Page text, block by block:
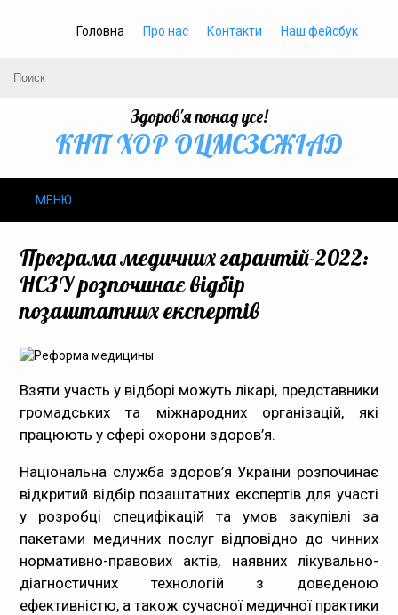
Головна Про нас Контакти Наш фейсбук
Здоров'я понад усе!
КНП ХОР ОЦМСЗСЖIАД
МЕНЮ
Громадське здоров’я
Медпрацівникам
Статистика
Документи
Контакти
Карта сайта
Програма медичних гарантій-2022:
НСЗУ розпочинає відбір
позаштатних експертів
Взяти участь у відборі можуть лікарі, представники
громадських та міжнародних організацій, які
працюють у сфері охорони здоров’я.
Національна служба здоров’я України розпочинає
відкритий відбір позаштатних експертів для участі
у розробці специфікацій та умов закупівлі за
пакетами медичних послуг відповідно до чинних
нормативно-правових актів, наявних лікувально-
діагностичних технологій з доведеною
ефективністю, а також сучасної медичної практики